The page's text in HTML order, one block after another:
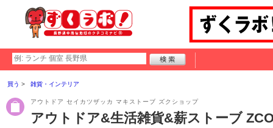
買う 雑貨・インテリア
アウトドア セイカツザッカ マキストーブ ズクショップ
アウトドア&生活雑貨&薪ストーブ